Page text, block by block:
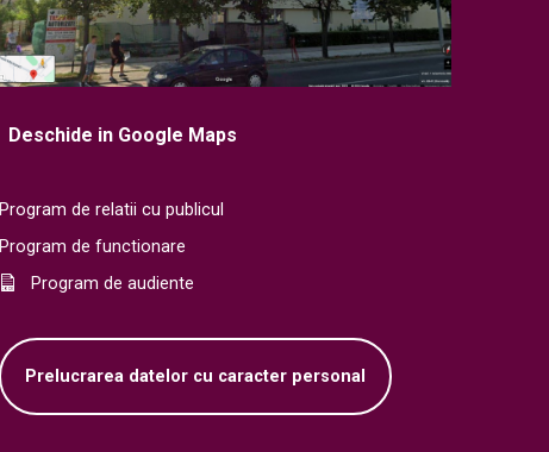
Deschide in Google Maps
Program de relatii cu publicul
Program de functionare
Program de audiente
Prelucrarea datelor cu caracter personal